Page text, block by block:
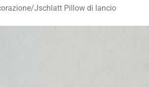
/Jschlatt Pillow di lancio